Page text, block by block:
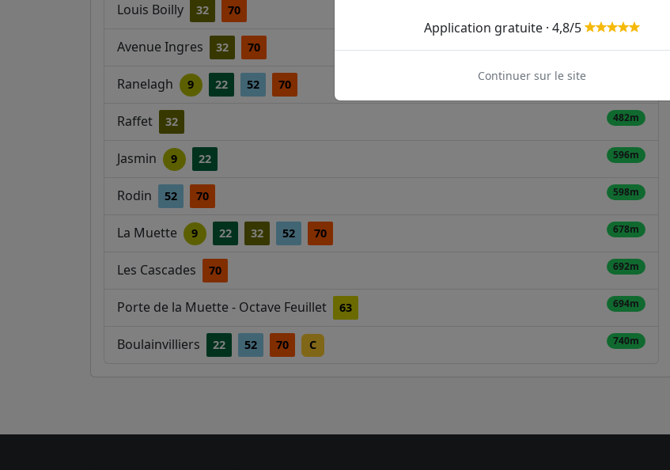
Louis Boilly 32 70
Avenue Ingres 32 70
Ranelagh 9 22 52 70
Raffet 32 482m
Jasmin 9 22 596m
Rodin 52 70 598m
La Muette 9 22 32 52 70 678m
Les Cascades 70 692m
Porte de la Muette - Octave Feuillet 63 694m
Boulainvilliers 22 52 70 C 740m
Application gratuite · 4,8/5
Continuer sur le site